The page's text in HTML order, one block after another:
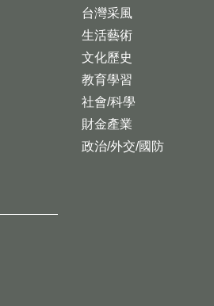
台灣采風
生活藝術
文化歷史
教育學習
社會/科學
財金產業
政治/外交/國防